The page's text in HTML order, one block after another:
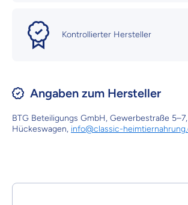
Kontrollierter Hersteller
Angaben zum Hersteller
BTG Beteiligungs GmbH, Gewerbestraße
Hückeswagen, info@classic-